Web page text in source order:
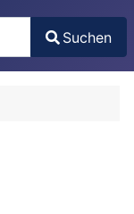
for results.
Suchen